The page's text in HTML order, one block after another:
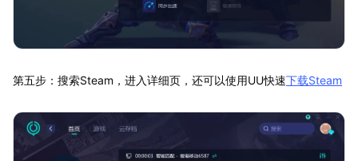
第五步：搜索Steam，进入详细页，还可以使用UU快速下载Steam